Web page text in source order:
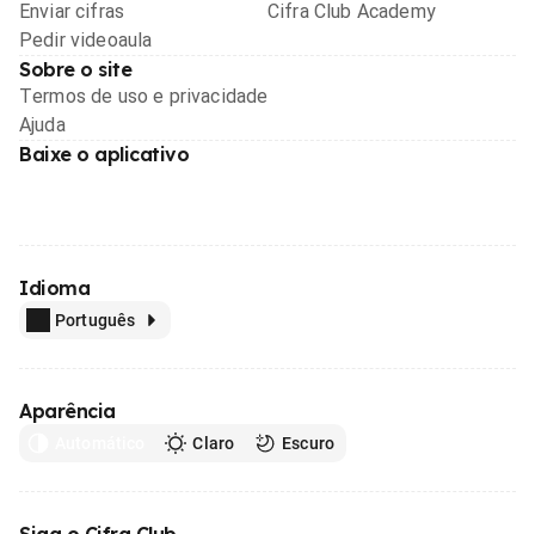
Enviar cifras
Pedir videoaula
Cifra Club Academy
Sobre o site
Termos de uso e privacidade
Ajuda
Baixe o aplicativo
Idioma
Português
Aparência
Claro Escuro